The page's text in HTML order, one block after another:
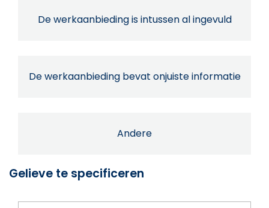
De werkaanbieding is intussen al ingevuld
De werkaanbieding bevat onjuiste informatie
Andere
Gelieve te specificeren